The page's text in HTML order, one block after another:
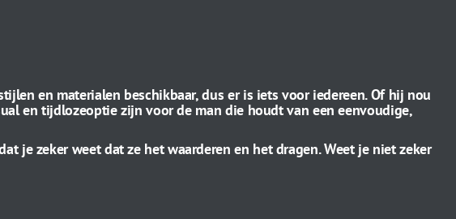
en materialen beschikbaar, dus er is iets voor iedereen. Of hij nou
en tijdlozeoptie zijn voor de man die houdt van een eenvoudige,
je zeker weet dat ze het waarderen en het dragen. Weet je niet zeker